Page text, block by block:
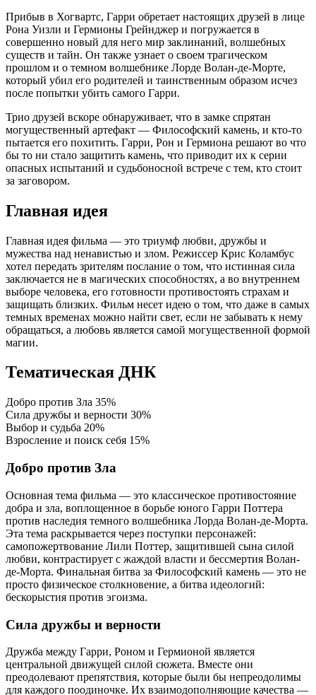
Прибыв в Хогвартс, Гарри обретает настоящих друзей в лице
Рона Уизли и Гермионы Грейнджер и погружается в
совершенно новый для него мир заклинаний, волшебных
существ и тайн. Он также узнает о своем трагическом
прошлом и о темном волшебнике Лорде Волан-де-Морте,
который убил его родителей и таинственным образом исчез
после попытки убить самого Гарри.
Трио друзей вскоре обнаруживает, что в замке спрятан
могущественный артефакт — Философский камень, и кто-то
пытается его похитить. Гарри, Рон и Гермиона решают во что
бы то ни стало защитить камень, что приводит их к серии
опасных испытаний и судьбоносной встрече с тем, кто стоит
за заговором.
Главная идея
Главная идея фильма — это триумф любви, дружбы и
мужества над ненавистью и злом. Режиссер Крис Коламбус
хотел передать зрителям послание о том, что истинная сила
заключается не в магических способностях, а во внутреннем
выборе человека, его готовности противостоять страхам и
защищать близких. Фильм несет идею о том, что даже в самых
темных временах можно найти свет, если не забывать к нему
обращаться, а любовь является самой могущественной формой
магии.
Тематическая ДНК
Добро против Зла 35%
Сила дружбы и верности 30%
Выбор и судьба 20%
Взросление и поиск себя 15%
Добро против Зла
Основная тема фильма — это классическое противостояние
добра и зла, воплощенное в борьбе юного Гарри Поттера
против наследия темного волшебника Лорда Волан-де-Морта.
Эта тема раскрывается через поступки персонажей:
самопожертвование Лили Поттер, защитившей сына силой
любви, контрастирует с жаждой власти и бессмертия Волан-
де-Морта. Финальная битва за Философский камень — это не
просто физическое столкновение, а битва идеологий:
бескорыстия против эгоизма.
Сила дружбы и верности
Дружба между Гарри, Роном и Гермионой является
центральной движущей силой сюжета. Вместе они
преодолевают препятствия, которые были бы непреодолимы
для каждого поодиночке. Их взаимодополняющие качества —